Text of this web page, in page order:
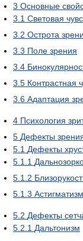
3 Основные
3.1 Световая
3.2 Острота
3.3 Поле зрения
3.4
3.5 Контрастная
3.6 Адаптация
4 Психология
5 Дефекты
5.1 Дефекты
5.1.1
5.1.2
5.1.3 Астигматизм
5.2 Дефекты
5.2.1 Дальтонизм